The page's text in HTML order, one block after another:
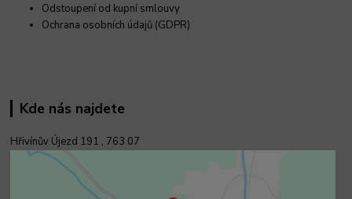
Odstoupení od kupní smlouvy
Ochrana osobních údajů (GDPR)
Kde nás najdete
Hřivínův Újezd 191 , 763 07